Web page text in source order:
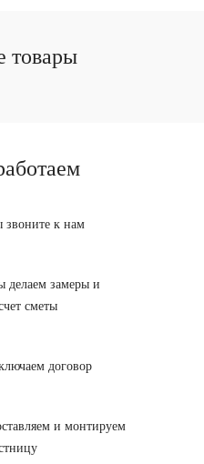
товары
звоните к нам
делаем замеры и
сметы
договор
и монтируем